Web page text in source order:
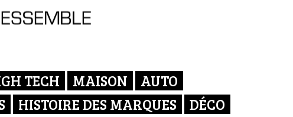
TECH MAISON
AUTO
HISTOIRE DES MARQUES
DÉCO